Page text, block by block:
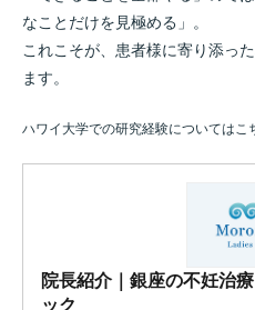
なことだけを見極める」。
これこそが、患者様に寄り添っ
ます。
ハワイ大学での研究経験についてはこ
院長紹介｜銀座の不妊治
ック